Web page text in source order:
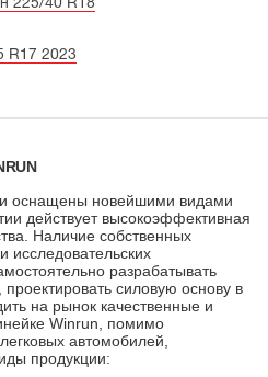
225/40 R18
R17 2023
оснащены новейшими видами
действует высокоэффективная
Наличие собственных
исследовательских
разрабатывать
силовую основу в
на рынок качественные и
Winrun, помимо
автомобилей,
продукции: